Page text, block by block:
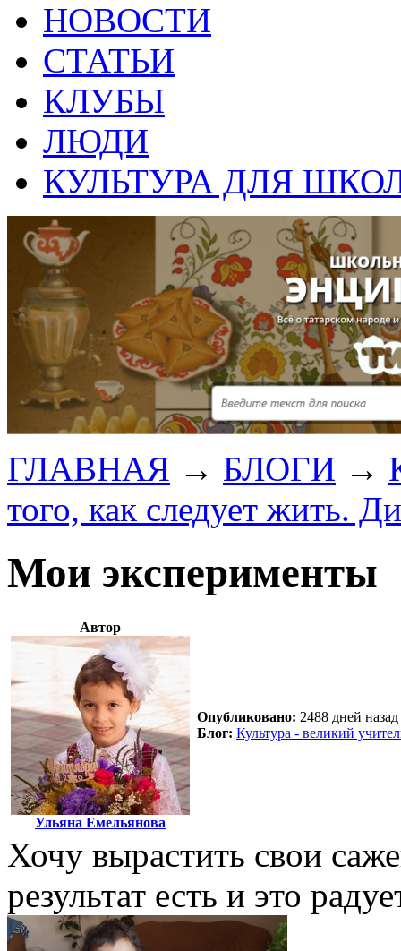
НОВОСТИ
СТАТЬИ
КЛУБЫ
ЛЮДИ
КУЛЬТУРА ДЛЯ
ГЛАВНАЯ → БЛОГИ →
того, как следует жить.
Мои эксперименты
Автор
Ульяна Емельянова
Опубликовано: 2488 дней
Блог: Культура - великий
Хочу вырастить свои
результат есть и это